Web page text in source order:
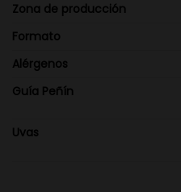
Zona de producción
Formato
Alérgenos
Guía Peñín
Uvas